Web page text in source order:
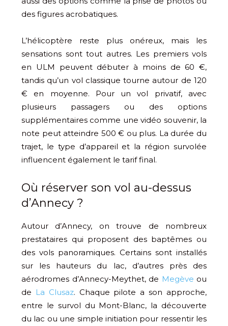
des figures acrobatiques.
L’hélicoptère reste plus onéreux, mais les
sensations sont tout autres. Les premiers vols
en ULM peuvent débuter à moins de 60 €,
tandis qu’un vol classique tourne autour de 120
€ en moyenne. Pour un vol privatif, avec
plusieurs passagers ou des options
supplémentaires comme une vidéo souvenir, la
note peut atteindre 500 € ou plus. La durée du
trajet, le type d’appareil et la région survolée
influencent également le tarif final.
Où réserver son vol au-dessus
d’Annecy ?
Autour d’Annecy, on trouve de nombreux
prestataires qui proposent des baptêmes ou
des vols panoramiques. Certains sont installés
sur les hauteurs du lac, d’autres près des
aérodromes d’Annecy-Meythet, de Megève ou
de La Clusaz. Chaque pilote a son approche,
entre le survol du Mont-Blanc, la découverte
du lac ou une simple initiation pour ressentir les